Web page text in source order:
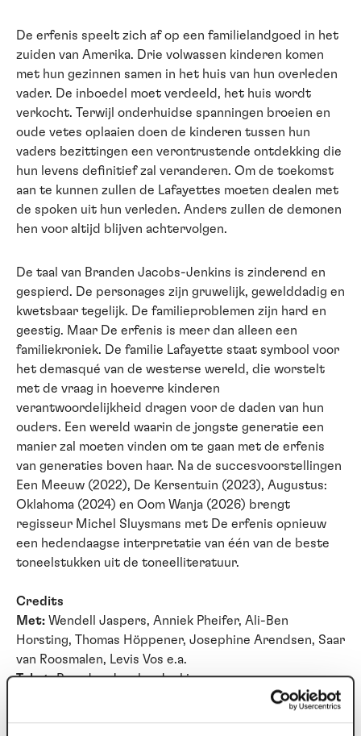
De erfenis speelt zich af op een familielandgoed in het
zuiden van Amerika. Drie volwassen kinderen komen
met hun gezinnen samen in het huis van hun overleden
vader. De inboedel moet verdeeld, het huis wordt
verkocht. Terwijl onderhuidse spanningen broeien en
oude vetes oplaaien doen de kinderen tussen hun
vaders bezittingen een verontrustende ontdekking die
hun levens definitief zal veranderen. Om de toekomst
aan te kunnen zullen de Lafayettes moeten dealen met
de spoken uit hun verleden. Anders zullen de demonen
hen voor altijd blijven achtervolgen.
De taal van Branden Jacobs-Jenkins is zinderend en
gespierd. De personages zijn gruwelijk, gewelddadig en
kwetsbaar tegelijk. De familieproblemen zijn hard en
geestig. Maar De erfenis is meer dan alleen een
familiekroniek. De familie Lafayette staat symbool voor
het demasqué van de westerse wereld, die worstelt
met de vraag in hoeverre kinderen
verantwoordelijkheid dragen voor de daden van hun
ouders. Een wereld waarin de jongste generatie een
manier zal moeten vinden om te gaan met de erfenis
van generaties boven haar. Na de succesvoorstellingen
Een Meeuw (2022), De Kersentuin (2023), Augustus:
Oklahoma (2024) en Oom Wanja (2026) brengt
regisseur Michel Sluysmans met De erfenis opnieuw
een hedendaagse interpretatie van één van de beste
toneelstukken uit de toneelliteratuur.
Credits
Met: Wendell Jaspers, Anniek Pheifer, Ali-Ben
Horsting, Thomas Höppener, Josephine Arendsen, Saar
van Roosmalen, Levis Vos e.a.
Tekst:Branden Jacobs-Jenkins